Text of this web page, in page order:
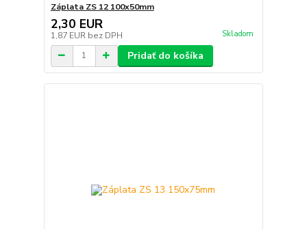
Záplata ZS 12 100x50mm
2,30 EUR
1,87 EUR bez DPH Skladom
Pridať do košíka